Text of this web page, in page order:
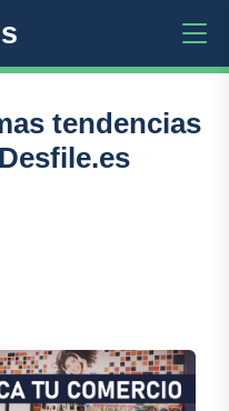
tendencias